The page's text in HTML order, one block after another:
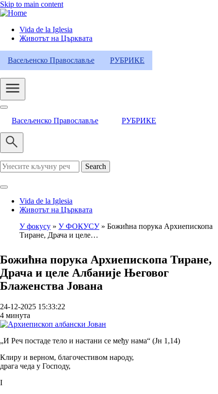
Skip to main content
Header
Category
Menu
Vida de la Iglesia
Животът на Църквата
Васељенско Православље РУБРИКЕ
Васељенско Православље РУБРИКЕ
Search
Vida de la Iglesia
Животът на Църквата
Breadcrumb
У фокусу У ФОКУСУ
Божићна порука Архиепископа
Тиране, Драча и целе…
Божићна порука Архиепископа Тиране,
Драча и целе Албаније Његовог
Блаженства Јована
24-12-2025 15:33:22
4 минута
„И Реч постаде тело и настани се међу нама“ (Јн 1,14)
Клиру и верном, благочестивом народу,
драга чеда у Господу,
I